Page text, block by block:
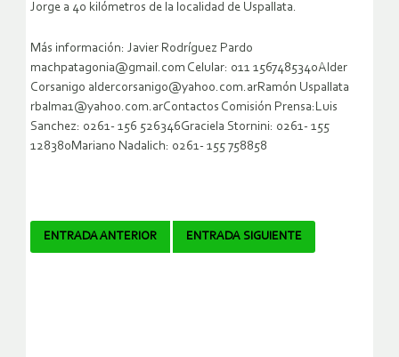
Jorge a 40 kilómetros de la localidad de Uspallata.
Más información: Javier Rodríguez Pardo
machpatagonia@gmail.com Celular: 011 1567485340Alder
Corsanigo aldercorsanigo@yahoo.com.arRamón Uspallata
rbalma1@yahoo.com.arContactos Comisión Prensa:Luis
Sanchez: 0261- 156 526346Graciela Stornini: 0261- 155
128380Mariano Nadalich: 0261- 155 758858
Navegador
ENTRADA ANTERIOR ENTRADA SIGUIENTE